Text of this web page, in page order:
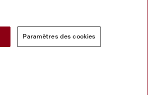
Paramètres des cookies